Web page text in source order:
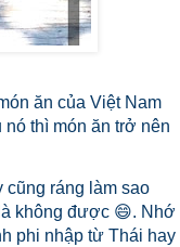
ăn của Việt Nam
thì món ăn trở nên
cũng ráng làm sao
không được 😄. Nhớ
phi nhập từ Thái hay